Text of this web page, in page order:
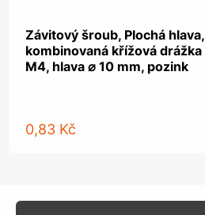
Závitový šroub, Plochá hlava,
kombinovaná křížová drážka
M4, hlava ⌀ 10 mm, pozink
0,83 Kč